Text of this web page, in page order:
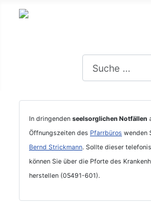
In dringenden seelsorglichen Notfällen
Öffnungszeiten des Pfarrbüros wenden
Bernd Strickmann. Sollte dieser
können Sie über die Pforte des
herstellen (05491-601).